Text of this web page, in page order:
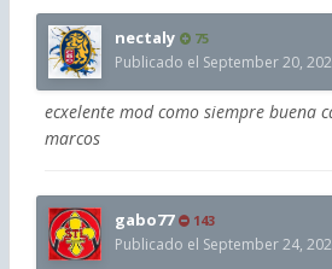
nectaly 75
Publicado el September 20,
ecxelente mod como siempre buena
marcos
gabo77 143
Publicado el September 24,